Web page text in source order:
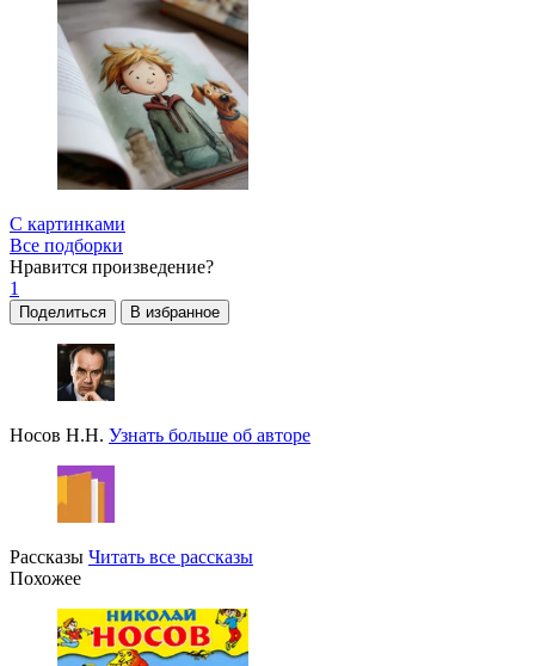
С картинками
Все подборки
Нравится произведение?
1
Поделиться В избранное
Носов Н.Н. Узнать больше об авторе
Рассказы Читать все рассказы
Похожее